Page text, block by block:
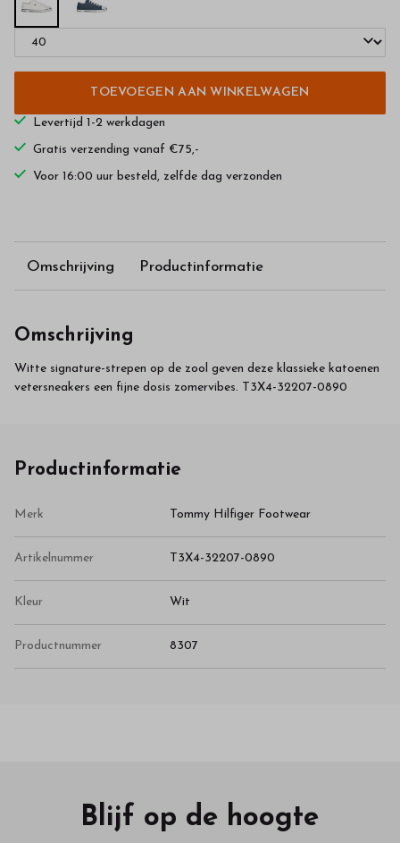
TOEVOEGEN AAN WINKELWAGEN
Levertijd 1-2 werkdagen
Gratis verzending vanaf €75,-
Voor 16:00 uur besteld, zelfde dag verzonden
Omschrijving Productinformatie
Omschrijving
Witte signature-strepen op de zool geven deze klassieke katoenen
vetersneakers een fijne dosis zomervibes. T3X4-32207-0890
Productinformatie
Merk Tommy Hilfiger Footwear
Artikelnummer T3X4-32207-0890
Kleur Wit
Productnummer 8307
Blijf op de hoogte